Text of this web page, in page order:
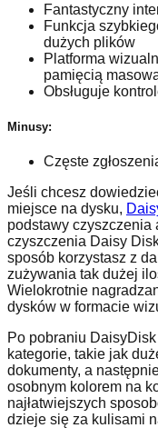
Fantastyczny
Funkcja
dużych plików
Platforma
pamięcią
Obsługuje
Minusy:
Częste
Jeśli chcesz
miejsce na dysku,
podstawy czyszczenia
czyszczenia Daisy
sposób korzystasz z
zużywania tak dużej
Wielokrotnie
dysków w formacie
Po pobraniu
kategorie, takie jak
dokumenty, a
osobnym kolorem na
najłatwiejszych
dzieje się za kulisami